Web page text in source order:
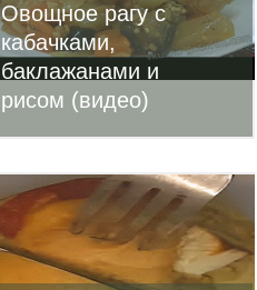
Овощное рагу с
кабачками,
баклажанами и
рисом (видео)